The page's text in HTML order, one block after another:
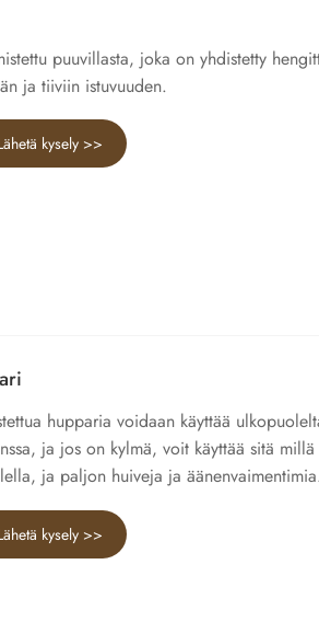
puuvillasta, joka on yhdistetty
ja tiiviin istuvuuden.
kysely >>
hupparia voidaan käyttää
ja jos on kylmä, voit käyttää sitä
ja paljon huiveja ja
kysely >>